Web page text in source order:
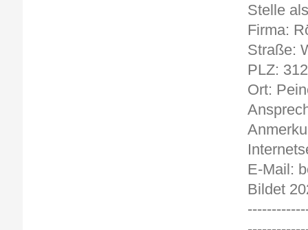
Stelle
Firma:
Straße:
PLZ:
Ort:
E-Mail:
Bildet